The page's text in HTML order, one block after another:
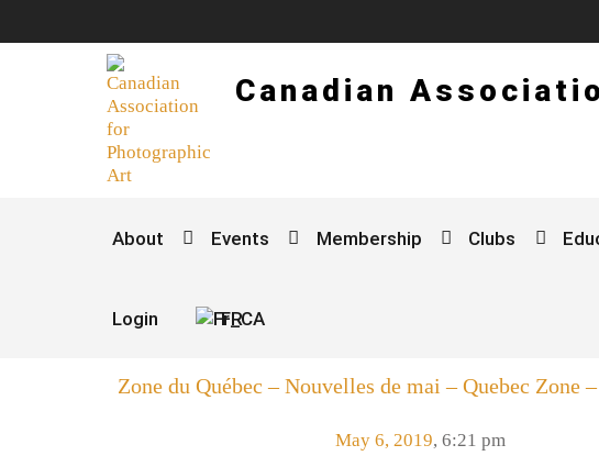
Canadian
About Events Membership Clubs
Login FR
Zone du Québec – Nouvelles de mai – Quebec Zone
May 6, 2019, 6:21 pm